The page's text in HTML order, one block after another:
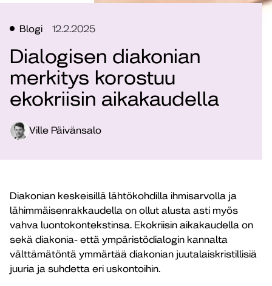
Blogi 12.2.2025
Dialogisen diakonian
merkitys korostuu
ekokriisin aikakaudella
Ville Päivänsalo
Diakonian keskeisillä lähtökohdilla ihmisarvolla ja
lähimmäisenrakkaudella on ollut alusta asti myös
vahva luontokontekstinsa. Ekokriisin aikakaudella on
sekä diakonia- että ympäristödialogin kannalta
välttämätöntä ymmärtää diakonian juutalaiskristillisiä
juuria ja suhdetta eri uskontoihin.